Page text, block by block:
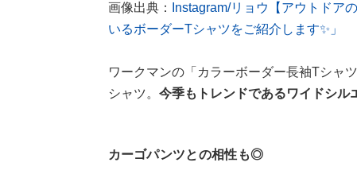
画像出典：
Instagram/リョウ【アウトドア
いるボーダーTシャツをご紹介します✨」
ワークマンの「カラーボーダー長袖Tシャ
シャツ。 今季もトレンドであるワイドシル
カーゴパンツとの相性も◎